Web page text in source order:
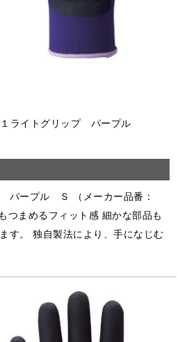
ライトグリップ パープル
ープル Ｓ （メーカー品番：
つまめるフィット感 細かな部品も
す。 独自製法により、手になじむ